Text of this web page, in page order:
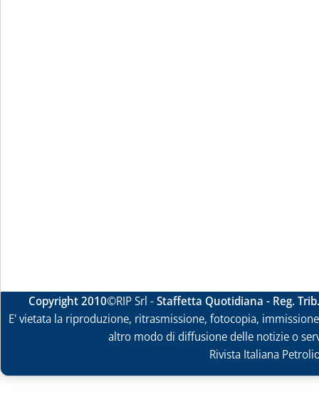
Copyright 2010©RIP Srl -Staffetta Quotidiana - Reg.
E' vietata la riproduzione, ritrasmissione, fotocopia,
altro modo di diffusione delle notizie o
Rivista Italiana